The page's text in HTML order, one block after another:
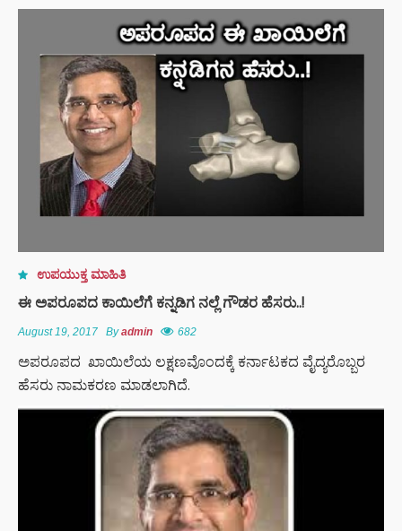
ಉಪಯುಕ್ತ ಮಾಹಿತಿ
ಈ ಅಪರೂಪದ ಕಾಯಿಲೆಗೆ ಕನ್ನಡಿಗ ನಲ್ಲೆ ಗೌಡರ ಹೆಸರು..!
August 19, 2017 Byadmin 682
ಅಪರೂಪದ ಖಾಯಿಲೆಯ ಲಕ್ಷಣವೊಂದಕ್ಕೆ ಕರ್ನಾಟಕದ ವೈದ್ಯರೊಬ್ಬರ
ಹೆಸರು ನಾಮಕರಣ ಮಾಡಲಾಗಿದೆ.